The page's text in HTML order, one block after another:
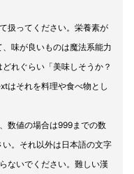
扱ってください。栄養素が
味が良いものは魔法系能力
れぐらい「美味しそうか？
はそれを料理や食べ物とし
数値の場合は999までの数
。それ以外は日本語の文字
ないでください。難しい漢